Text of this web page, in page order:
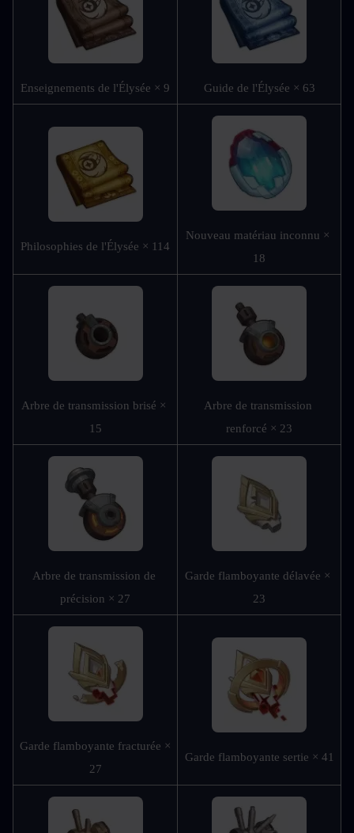
Enseignements de l'Élysée × 9 Guide de l'Élysée × 63
Philosophies de l'Élysée × 114
Nouveau matériau inconnu ×
18
Arbre de transmission brisé ×
15
Arbre de transmission
renforcé × 23
Arbre de transmission de
précision × 27
Garde flamboyante délavée ×
23
Garde flamboyante fracturée ×
27
Garde flamboyante sertie × 41